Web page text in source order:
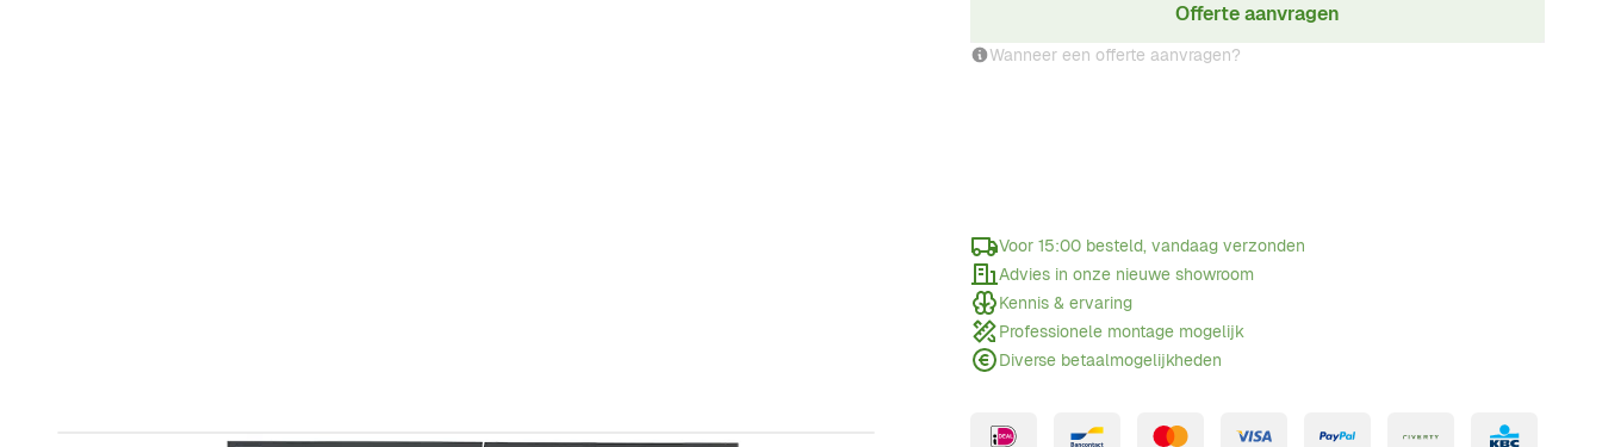
Offerte aanvragen
Wanneer een offerte aanvragen?
Voor 15:00 besteld, vandaag verzonden
Advies in onze nieuwe showroom
Kennis & ervaring
Professionele montage mogelijk
Diverse betaalmogelijkheden